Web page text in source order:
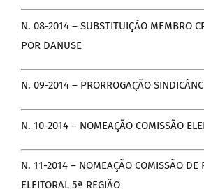
N. 08-2014 – SUBSTITUIÇÃO MEMBRO
POR DANUSE
N. 09-2014 – PRORROGAÇÃO
N. 10-2014 – NOMEAÇÃO COMISSÃO
N. 11-2014 – NOMEAÇÃO COMISSÃO DE
ELEITORAL 5ª REGIÃO